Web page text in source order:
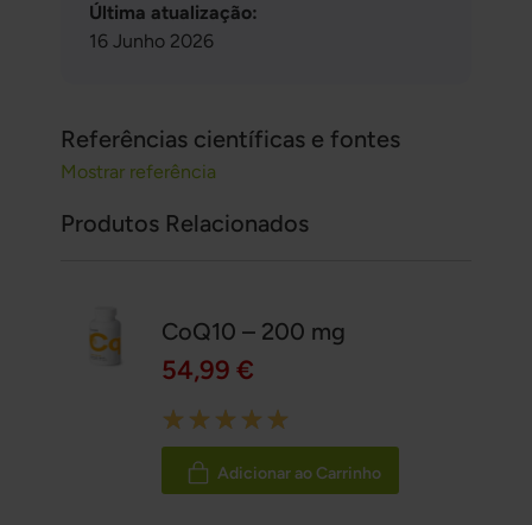
Última atualização:
16 Junho 2026
Referências científicas e fontes
Mostrar referência
Produtos Relacionados
CoQ10 – 200 mg
54,99 €
Rating:
100%
Adicionar ao Carrinho